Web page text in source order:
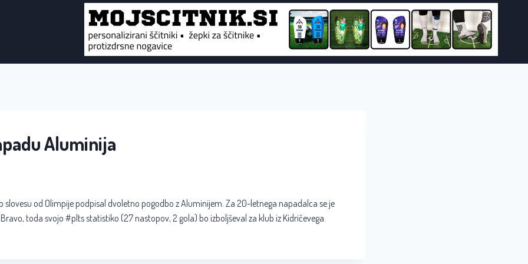
Aluminija
slovesu od Olimpije podpisal dvoletno pogodbo z Aluminijem. Za 20-letnega napadalca se je
toda svojo #plts statistiko (27 nastopov, 2 gola) bo izboljševal za klub iz Kidričevega.